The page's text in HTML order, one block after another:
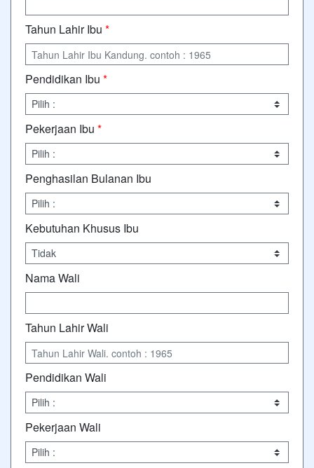
Tahun Lahir Ibu *
Pendidikan Ibu *
Pekerjaan Ibu *
Penghasilan Bulanan Ibu
Kebutuhan Khusus Ibu
Nama Wali
Tahun Lahir Wali
Pendidikan Wali
Pekerjaan Wali